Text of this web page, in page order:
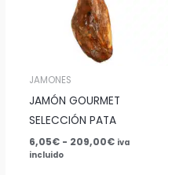
JAMONES
JAMÓN GOURMET
SELECCIÓN PATA
6,05€ - 209,00€ iva
incluido